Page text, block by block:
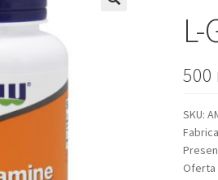
L-
500
SKU:
Oferta